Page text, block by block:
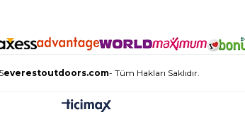
everestoutdoors.com- Tüm Hakları Saklıdır.